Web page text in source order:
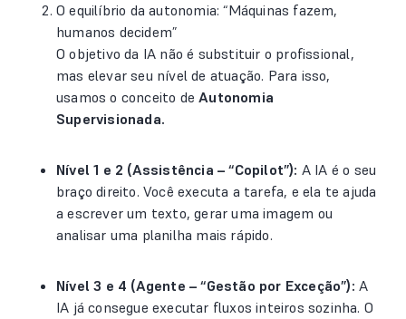
O equilíbrio da autonomia: “Máquinas fazem,
humanos decidem”
O objetivo da IA não é substituir o profissional,
mas elevar seu nível de atuação. Para isso,
usamos o conceito deAutonomia
Supervisionada.
Nível 1 e 2 (Assistência – “Copilot”): A IA é o seu
braço direito. Você executa a tarefa, e ela te ajuda
a escrever um texto, gerar uma imagem ou
analisar uma planilha mais rápido.
Nível 3 e 4 (Agente – “Gestão por Exceção”): A
IA já consegue executar fluxos inteiros sozinha. O